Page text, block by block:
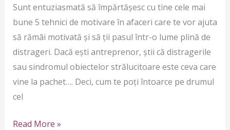
Sunt entuziasmată să împărtășesc cu tine cele mai
bune 5 tehnici de motivare în afaceri care te vor ajuta
să rămâi motivată și să ții pasul într-o lume plină de
distrageri. Dacă ești antreprenor, știi că distragerile
sau sindromul obiectelor strălucitoare este ceva care
vine la pachet…. Deci, cum te poți întoarce pe drumul
cel
Read More »